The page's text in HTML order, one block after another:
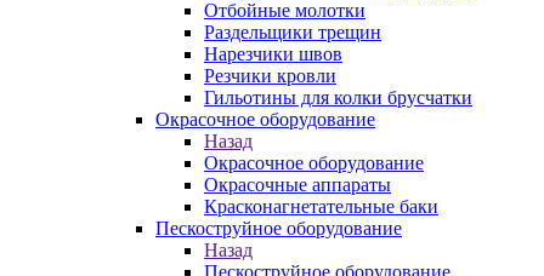
Отбойные молотки
Раздельщики трещин
Нарезчики швов
Резчики кровли
Гильотины для колки брусчатки
Окрасочное оборудование
Назад
Окрасочное оборудование
Окрасочные аппараты
Красконагнетательные баки
Пескоструйное оборудование
Назад
Пескоструйное оборудование